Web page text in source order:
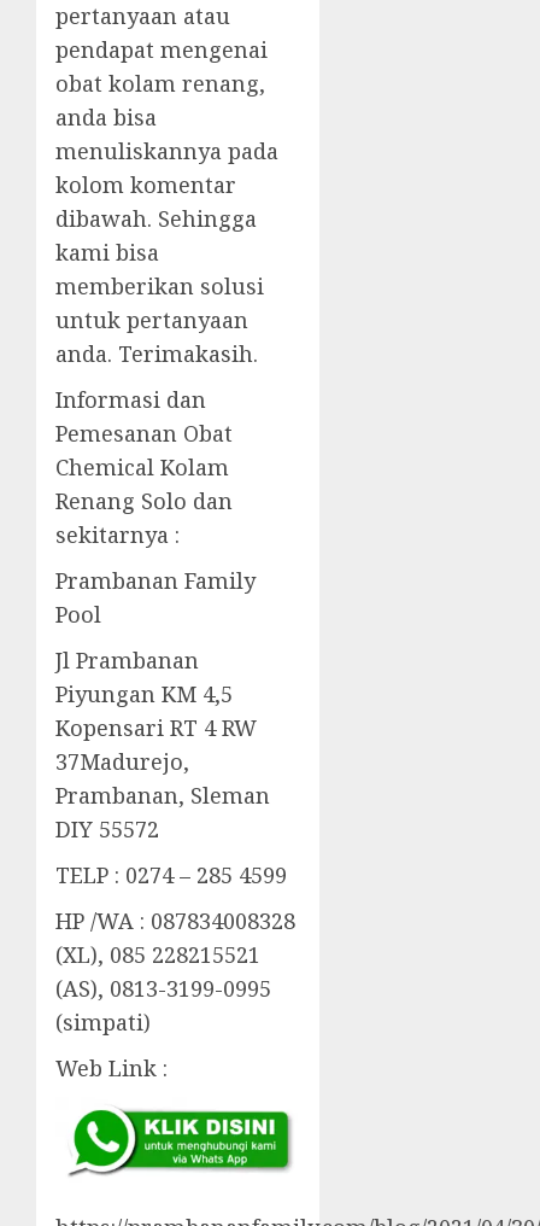
pertanyaan atau
pendapat mengenai
obat kolam renang,
anda bisa
menuliskannya pada
kolom komentar
dibawah. Sehingga
kami bisa
memberikan solusi
untuk pertanyaan
anda. Terimakasih.
Informasi dan
Pemesanan Obat
Chemical Kolam
Renang Solo dan
sekitarnya :
Prambanan Family
Pool
Jl Prambanan
Piyungan KM 4,5
Kopensari RT 4 RW
37Madurejo,
Prambanan, Sleman
DIY 55572
TELP : 0274 – 285 4599
HP /WA : 087834008328
(XL), 085 228215521
(AS), 0813-3199-0995
(simpati)
Web Link :